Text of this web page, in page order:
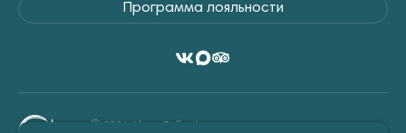
Программа лояльности
Ⓒ 2026 Alean Collection